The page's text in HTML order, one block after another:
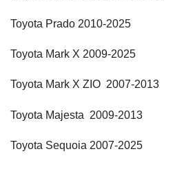
Toyota Prado 2010-2025
Toyota Mark X 2009-2025
Toyota Mark X ZIO 2007-2013
Toyota Majesta 2009-2013
Toyota Sequoia 2007-2025